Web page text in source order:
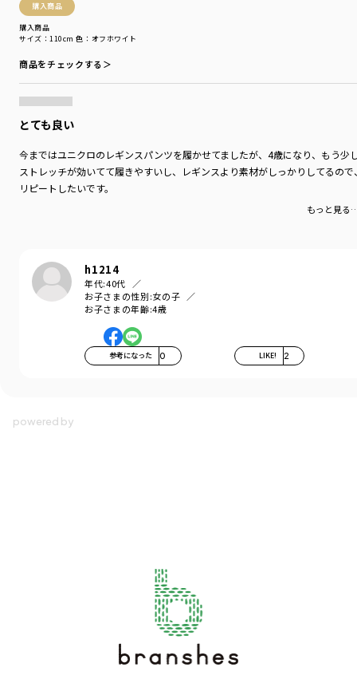
購入商品
購入商品
サイズ：110cm 色：オフホワイト
商品をチェックする＞
とても良い
今まではユニクロのレギンスパンツを履かせてましたが、4歳になり、もう
ストレッチが効いてて履きやすいし、レギンスより素材がしっかりしてるの
リピートしたいです。
もっと見る
h1214
年代:40代
お子さまの性別:女の子
お子さまの年齢:4歳
参考になった 0 LIKE! 2